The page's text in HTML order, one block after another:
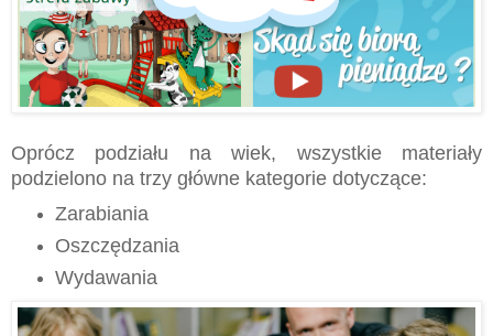
Oprócz podziału na wiek, wszystkie materiały
podzielono na trzy główne kategorie dotyczące:
Zarabiania
Oszczędzania
Wydawania